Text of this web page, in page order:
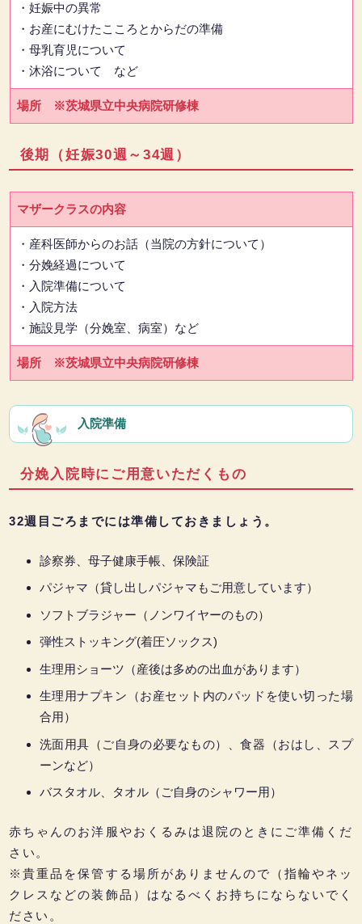
・妊娠中の異常
・お産にむけたこころとからだの準備
・母乳育児について
・沐浴について など
場所 ※茨城県立中央病院研修棟
後期（妊娠30週～34週）
マザークラスの内容
・産科医師からのお話（当院の方針について）
・分娩経過について
・入院準備について
・入院方法
・施設見学（分娩室、病室）など
場所 ※茨城県立中央病院研修棟
入院準備
分娩入院時にご用意いただくもの
32週目ごろまでには準備しておきましょう。
診察券、母子健康手帳、保険証
パジャマ（貸し出しパジャマもご用意しています）
ソフトブラジャー（ノンワイヤーのもの）
弾性ストッキング(着圧ソックス)
生理用ショーツ（産後は多めの出血があります）
生理用ナプキン（お産セット内のパッドを使い切った場
合用）
洗面用具（ご自身の必要なもの）、食器（おはし、スプ
ーンなど）
バスタオル、タオル（ご自身のシャワー用）
赤ちゃんのお洋服やおくるみは退院のときにご準備くだ
さい。
※貴重品を保管する場所がありませんので（指輪やネッ
クレスなどの装飾品）はなるべくお持ちにならないでく
ださい。